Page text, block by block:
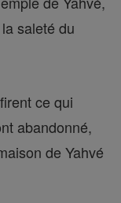
saleté du
ce qui
abandonné,
de Yahvé